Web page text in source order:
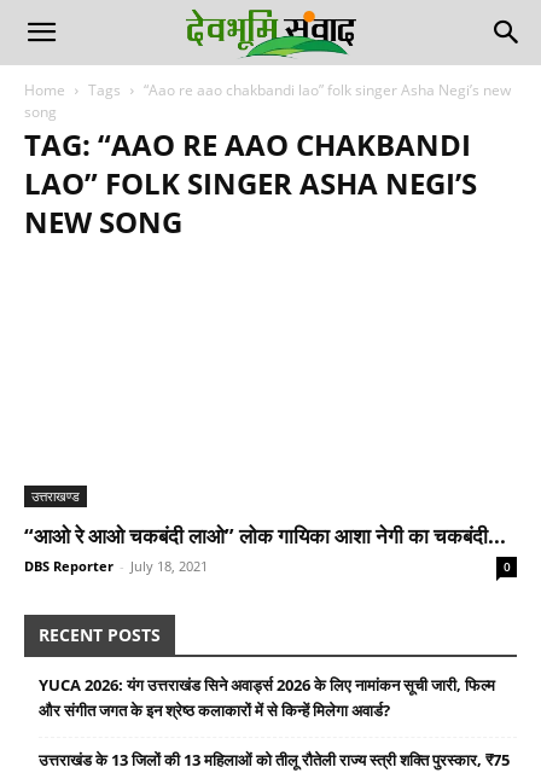
Home Tags
“Aao re aao chakbandi lao” folk singer Asha Negi’s new
song
TAG: “AAO RE AAO CHAKBANDI
LAO” FOLK SINGER ASHA NEGI’S
NEW SONG
उत्तराखण्ड
“आओ रे आओ चकबंदी लाओ” लोक गायिका आशा नेगी का चकबंदी...
DBS Reporter - July 18, 2021 0
RECENT POSTS
YUCA 2026: यंग उत्तराखंड सिने अवार्ड्स 2026 के लिए नामांकन सूची जारी, फिल्म
और संगीत जगत के इन श्रेष्ठ कलाकारों में से किन्हें मिलेगा अवार्ड?
उत्तराखंड के 13 जिलों की 13 महिलाओं को तीलू रौतेली राज्य स्त्री शक्ति पुरस्कार, ₹75